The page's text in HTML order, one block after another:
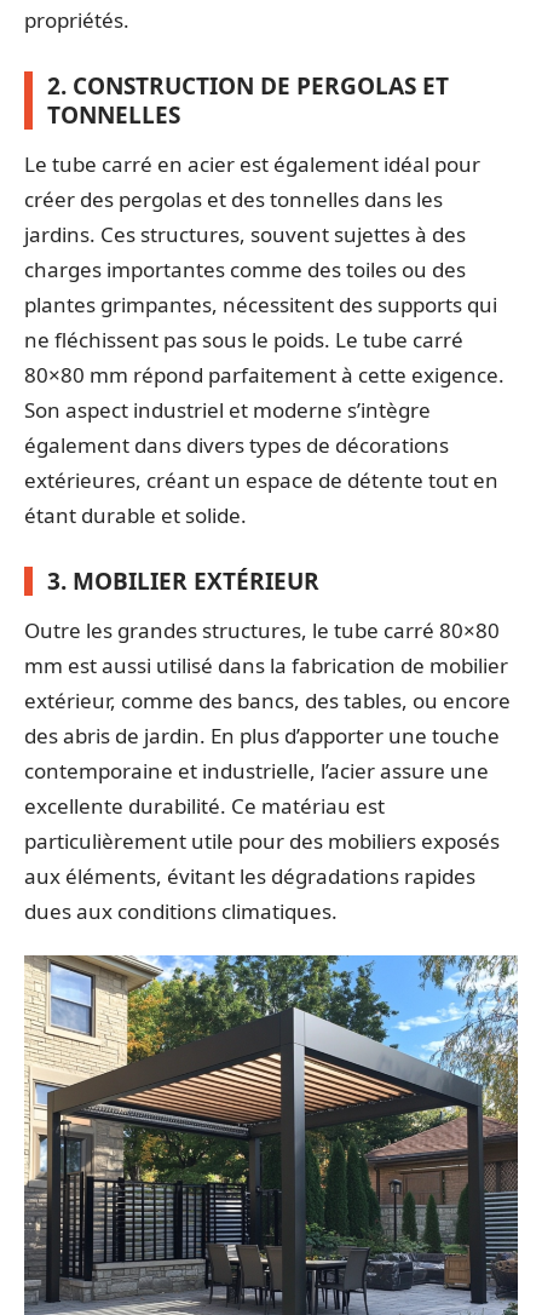
propriétés.
2. CONSTRUCTION DE PERGOLAS ET
TONNELLES
Le tube carré en acier est également idéal pour
créer des pergolas et des tonnelles dans les
jardins. Ces structures, souvent sujettes à des
charges importantes comme des toiles ou des
plantes grimpantes, nécessitent des supports qui
ne fléchissent pas sous le poids. Le tube carré
80×80 mm répond parfaitement à cette exigence.
Son aspect industriel et moderne s’intègre
également dans divers types de décorations
extérieures, créant un espace de détente tout en
étant durable et solide.
3. MOBILIER EXTÉRIEUR
Outre les grandes structures, le tube carré 80×80
mm est aussi utilisé dans la fabrication de mobilier
extérieur, comme des bancs, des tables, ou encore
des abris de jardin. En plus d’apporter une touche
contemporaine et industrielle, l’acier assure une
excellente durabilité. Ce matériau est
particulièrement utile pour des mobiliers exposés
aux éléments, évitant les dégradations rapides
dues aux conditions climatiques.